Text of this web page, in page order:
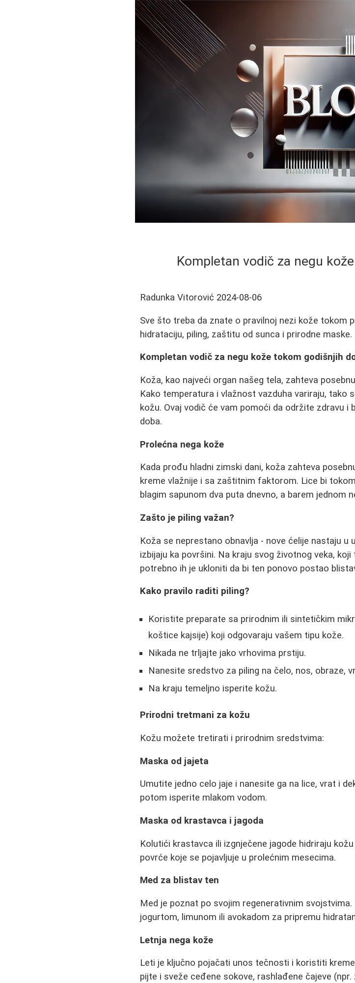
Kompletan vodič za negu
Radunka Vitorović 2024-08-06
Sve što treba da znate o pravilnoj nezi kože tokom
hidrataciju, piling, zaštitu od sunca i prirodne maske.
Kompletan vodič za negu kože tokom godišnjih
Koža, kao najveći organ našeg tela, zahteva
Kako temperatura i vlažnost vazduha variraju, tako
kožu. Ovaj vodič će vam pomoći da održite zdravu i
doba.
Prolećna nega kože
Kada prođu hladni zimski dani, koža zahteva
kreme vlažnije i sa zaštitnim faktorom. Lice bi
blagim sapunom dva puta dnevno, a barem jednom
Zašto je piling važan?
Koža se neprestano obnavlja - nove ćelije nastaju
izbijaju ka površini. Na kraju svog životnog veka,
potrebno ih je ukloniti da bi ten ponovo postao
Kako pravilo raditi piling?
Koristite preparate sa prirodnim ili sintetičkim
koštice kajsije) koji odgovaraju vašem tipu kože.
Nikada ne trljajte jako vrhovima prstiju.
Nanesite sredstvo za piling na čelo, nos, obraze,
Na kraju temeljno isperite kožu.
Prirodni tretmani za kožu
Kožu možete tretirati i prirodnim sredstvima:
Maska od jajeta
Umutite jedno celo jaje i nanesite ga na lice, vrat i
potom isperite mlakom vodom.
Maska od krastavca i jagoda
Kolutići krastavca ili izgnječene jagode hidriraju
povrće koje se pojavljuje u prolećnim mesecima.
Med za blistav ten
Med je poznat po svojim regenerativnim
jogurtom, limunom ili avokadom za pripremu
Letnja nega kože
Leti je ključno pojačati unos tečnosti i koristiti
pijte i sveže ceđene sokove, rashlađene čajeve